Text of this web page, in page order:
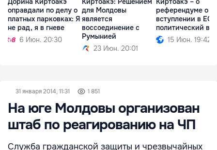
оправдали по делу о
платных парковках: Я
не рад, я в гневе
6 Июн. 20:30
для Молдовы
является
воссоединение с
Румынией
23 Июн. 20:01
референдуме о
вступлении в ЕС:
политический
15 Июн. 19:42
31 января 2014, 11:31 1 851
На юге Молдовы организован
штаб по реагированию на ЧП
Служба гражданской защиты и чрезвычайных